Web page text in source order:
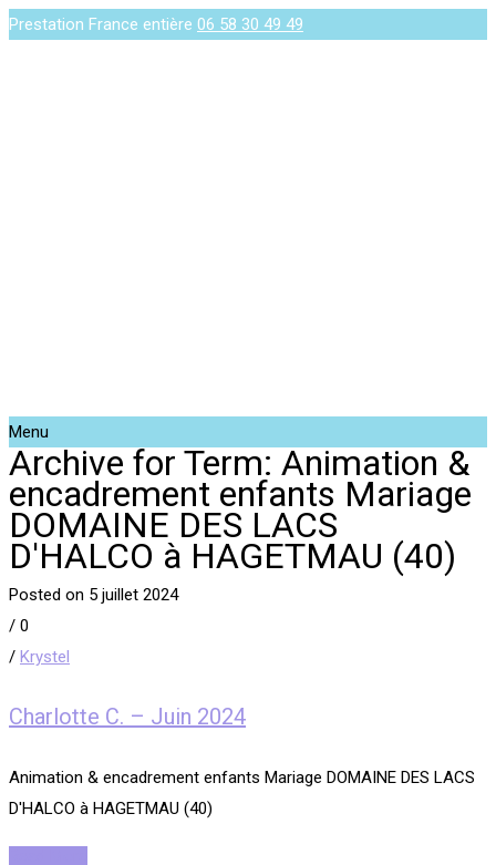
Prestation France entière 06 58 30 49 49
Menu
Archive for Term: Animation &
encadrement enfants Mariage
DOMAINE DES LACS
D'HALCO à HAGETMAU (40)
Posted on 5 juillet 2024
/ 0
/ Krystel
Charlotte C. – Juin 2024
Animation & encadrement enfants Mariage DOMAINE DES LACS
D'HALCO à HAGETMAU (40)